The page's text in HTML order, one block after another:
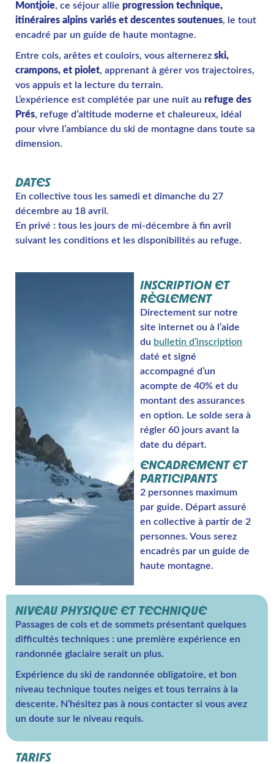
Montjoie, ce séjour allie progression technique,
itinéraires alpins variés et descentes soutenues, le tout
encadré par un guide de haute montagne.
Entre cols, arêtes et couloirs, vous alternerez ski,
crampons, et piolet, apprenant à gérer vos trajectoires,
vos appuis et la lecture du terrain.
L’expérience est complétée par une nuit au refuge des
Prés, refuge d’altitude moderne et chaleureux, idéal
pour vivre l’ambiance du ski de montagne dans toute sa
dimension.
DATES
En collective tous les samedi et dimanche du 27
décembre au 18 avril.
En privé : tous les jours de mi-décembre à fin avril
suivant les conditions et les disponibilités au refuge.
INSCRIPTION ET
RÈGLEMENT
Directement sur notre
site internet ou à l’aide
du bulletin d’inscription
daté et signé
accompagné d’un
acompte de 40% et du
montant des assurances
en option. Le solde sera à
régler 60 jours avant la
date du départ.
ENCADREMENT ET
PARTICIPANTS
2 personnes maximum
par guide. Départ assuré
en collective à partir de 2
personnes. Vous serez
encadrés par un guide de
haute montagne.
NIVEAU PHYSIQUE ET TECHNIQUE
Passages de cols et de sommets présentant quelques
difficultés techniques : une première expérience en
randonnée glaciaire serait un plus.
Expérience du ski de randonnée obligatoire, et bon
niveau technique toutes neiges et tous terrains à la
descente. N’hésitez pas à nous contacter si vous avez
un doute sur le niveau requis.
TARIFS